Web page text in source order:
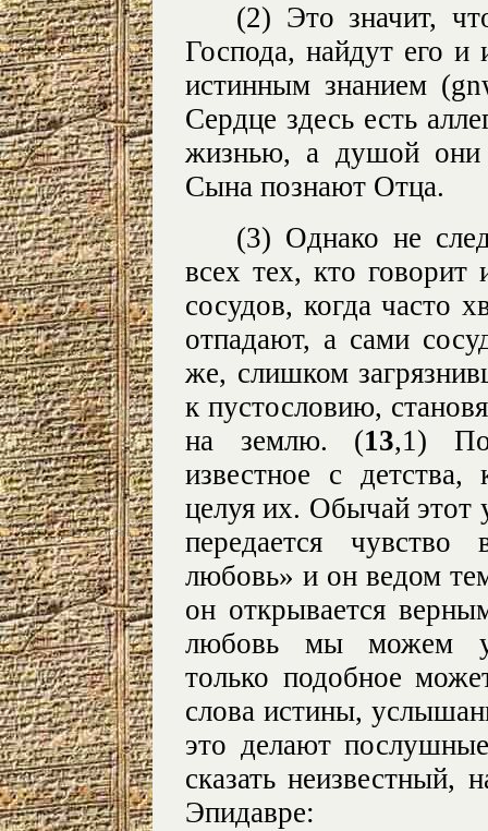
(2) Это значит,
Господа, найдут его и
истинным знанием (
Сердце здесь есть
жизнью, а душой они
Сына познают Отца.
(3) Однако не
всех тех, кто
сосудов, когда часто
отпадают, а сами
же, слишком
к пустословию,
на землю. (13,1)
известное с детства,
целуя их. Обычай этот
передается
любовь» и он ведом
он открывается
любовь мы можем
только подобное
слова истины,
это делают
сказать неизвестный,
Эпидавре: